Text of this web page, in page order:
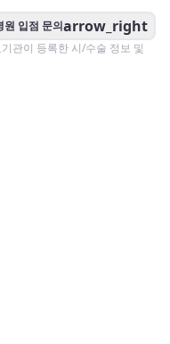
원 입점 문의arrow_right
관이 등록한 시/수술 정보 및